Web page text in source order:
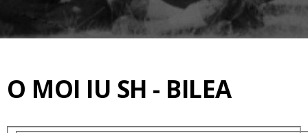
O MOI IU SH - BILEA